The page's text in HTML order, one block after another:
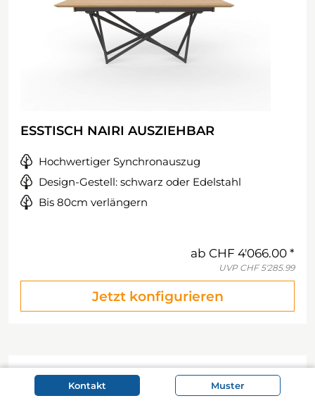
ESSTISCH NAIRI AUSZIEHBAR
Hochwertiger Synchronauszug
Design-Gestell: schwarz oder Edelstahl
Bis 80cm verlängern
ab CHF 4'066.00
UVP CHF 5'285.99
Jetzt konfigurieren
Kontakt Muster